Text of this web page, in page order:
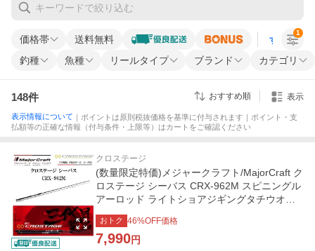
価格帯 送料無料 すべての条
釣種 魚種 リールタイプ ブランド カテゴリ
1
148件 おすすめ順 表示
表示情報について ｜ポイントは原則税抜価格を基準に付与されます｜ポイント・支
払額等の正確な情報（付与条件・上限等）はカートをご確認ください
クロステージ
(数量限定特価)メジャークラフト/MajorCraft ク
ロステージ シーバス CRX-962M スピニングル
アーロッド ライトショアジギングタチウオロ
ックフィッシュ
おトク 46%OFF価格
7,990円